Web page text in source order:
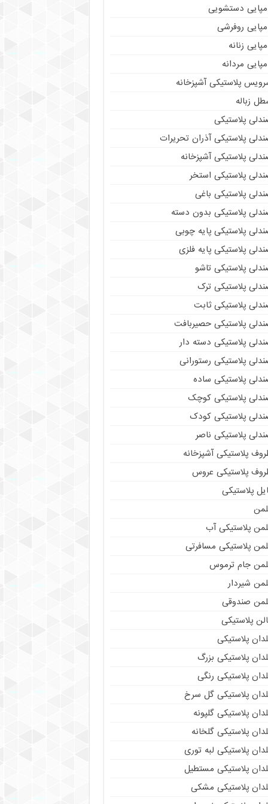
دستشویی
روفرشی
زنانه
مردانه
پلاستیکی آشپزخانه
زباله
پلاستیکی
پلاستیکی آذران تحریرات
پلاستیکی آشپزخانه
پلاستیکی استخر
پلاستیکی باغی
پلاستیکی بدون دسته
پلاستیکی پایه چوبی
پلاستیکی پایه فلزی
پلاستیکی تاشو
پلاستیکی ترک
پلاستیکی ثابت
پلاستیکی حصیربافت
پلاستیکی دسته دار
پلاستیکی رستورانی
پلاستیکی ساده
پلاستیکی کوچک
پلاستیکی کودک
پلاستیکی ناصر
پلاستیکی آشپزخانه
پلاستیکی عروس
پلاستیکی
پلاستیکی آب
پلاستیکی مسافرتی
جام ترموس
شیردار
صندوقی
پلاستیکی
پلاستیکی
پلاستیکی بزرگ
پلاستیکی رنگی
پلاستیکی گل سرخ
پلاستیکی گلپونه
پلاستیکی گلخانه
پلاستیکی لبه توری
پلاستیکی مستطیل
پلاستیکی مشکی